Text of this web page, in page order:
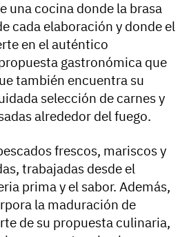
una cocina donde la brasa
cada elaboración y donde el
en el auténtico
gastronómica que
también encuentra su
selección de carnes y
alrededor del fuego.
frescos, mariscos y
trabajadas desde el
prima y el sabor. Además,
la maduración de
de su propuesta culinaria,